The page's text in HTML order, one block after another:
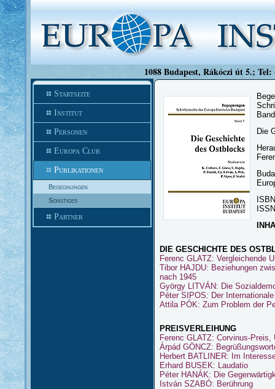
1088 Budapest, Rákóczi út 5.;
Startseite
Institut
Personen
Europa Club
Publikationen
Begegnungen
Sonstiges
Partner
Die
DIE GESCHICHTE DES
Ferenc GLATZ: Vergleichende
Tibor HAJDU: Beziehungen
nach 1945
György LITVÁN: Die
Péter SIPOS: Der
Attila PÓK: Zum Problem der
PREISVERLEIHUNG
Ferenc GLATZ: Corvinus-Preis,
Árpád GÖNCZ:
Herbert BATLINER: Im
Erhard BUSEK: Laudatio
Péter HANÁK: Die
István SZABÓ: Berührung